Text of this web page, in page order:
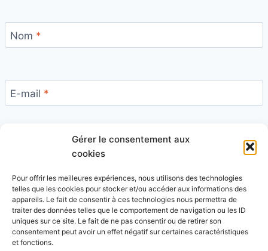
Gérer le consentement aux
cookies
Pour offrir les meilleures expériences, nous utilisons des technologies
telles que les cookies pour stocker et/ou accéder aux informations des
appareils. Le fait de consentir à ces technologies nous permettra de
traiter des données telles que le comportement de navigation ou les ID
uniques sur ce site. Le fait de ne pas consentir ou de retirer son
consentement peut avoir un effet négatif sur certaines caractéristiques
et fonctions.
Nom *
E-mail *
Ce site utilise Akismet pour réduire les indésirables.
En savoir plus sur la façon dont les données de vos